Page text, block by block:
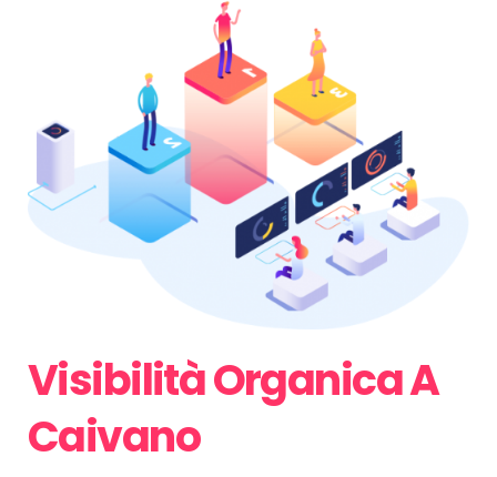
Visibilità Organica A
Caivano